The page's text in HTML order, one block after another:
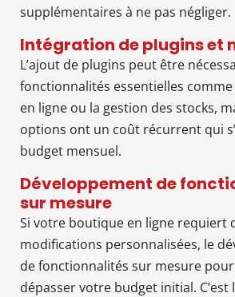
supplémentaires à ne pas négliger.
Intégration de plugins et
L’ajout de plugins peut être
fonctionnalités essentielles
en ligne ou la gestion des stocks,
options ont un coût récurrent qui
budget mensuel.
Développement de
sur mesure
Si votre boutique en ligne requiert
modifications personnalisées, le
de fonctionnalités sur mesure
dépasser votre budget initial. C’est